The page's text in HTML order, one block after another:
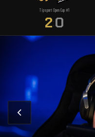
Tipsport Open Cup #1
2:0